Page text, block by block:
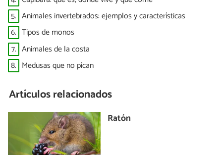
5. Animales invertebrados: ejemplos y características
6. Tipos de monos
7. Animales de la costa
8. Medusas que no pican
Artículos relacionados
Ratón